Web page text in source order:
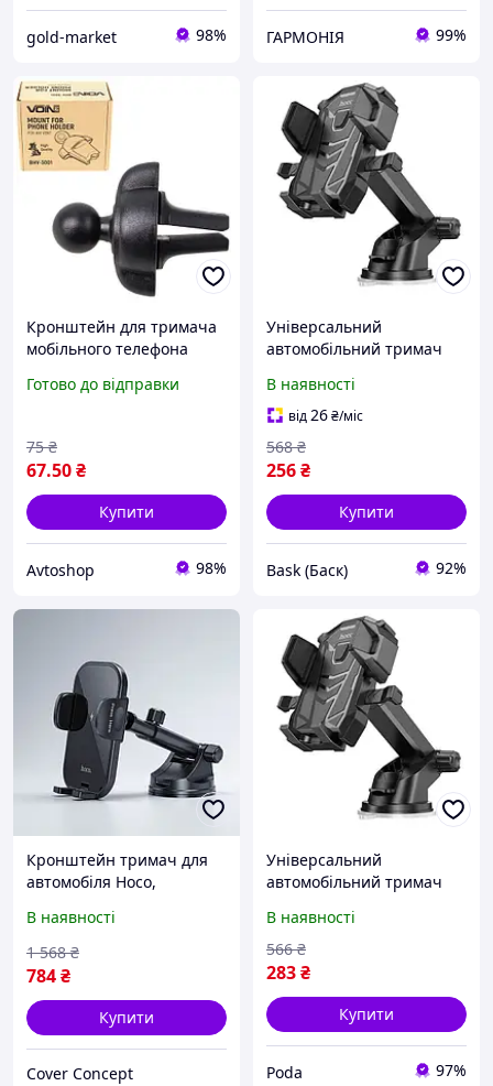
gold-market 98% ГАРМОНІЯ 99%
Кронштейн для тримача
мобільного телефона
дефлектор (BHV-3001)
Готово до відправки
67.50₴
75 ₴
Купити
Avtoshop 98%
Універсальний
автомобільний тримач
DCA17 магнітний холдер
в авто кронштейн на
присоску Чорний bas
В наявності
від26₴/міс
256₴
568 ₴
Купити
Bask (Баск) 92%
Кронштейн тримач для
автомобіля Hoco,
для планшета, FRC
В наявності
784₴
1 568 ₴
Купити
Cover Concept
Універсальний
автомобільний тримач
DCA17 магнітний холдер
в авто кронштейн на
присоску Чорний pod
В наявності
283₴
566 ₴
Купити
Poda 97%